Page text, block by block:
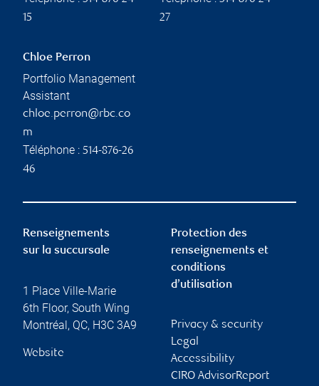
15
27
Chloe Perron
Portfolio Management
Assistant
chloe.perron@rbc.co
m
Téléphone : 514-876-26
46
Renseignements
sur la succursale
1 Place Ville-Marie
6th Floor, South Wing
Montréal, QC, H3C 3A9
Website
Protection des
renseignements et
conditions
d’utilisation
Privacy & security
Legal
Accessibility
CIRO AdvisorReport